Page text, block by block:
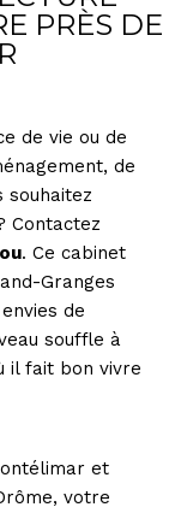
PRÈS DE
de vie ou de
de
souhaitez
Contactez
. Ce cabinet
Granges
de
souffle à
il fait bon vivre
et
votre